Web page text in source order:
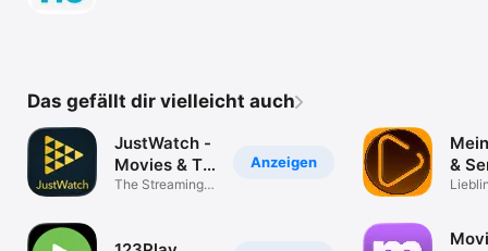
Das gefällt dir vielleicht auch
Anzeigen
JustWatch -
Movies & TV
Shows
The Streaming
&